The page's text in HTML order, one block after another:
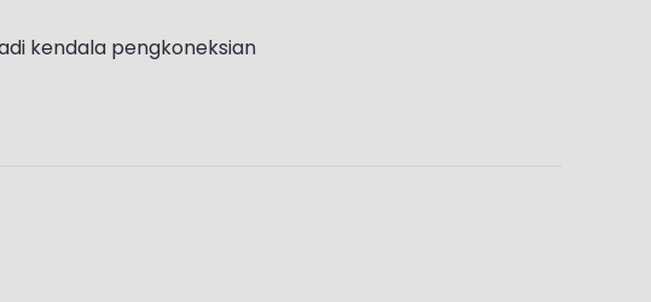
kendala pengkoneksian